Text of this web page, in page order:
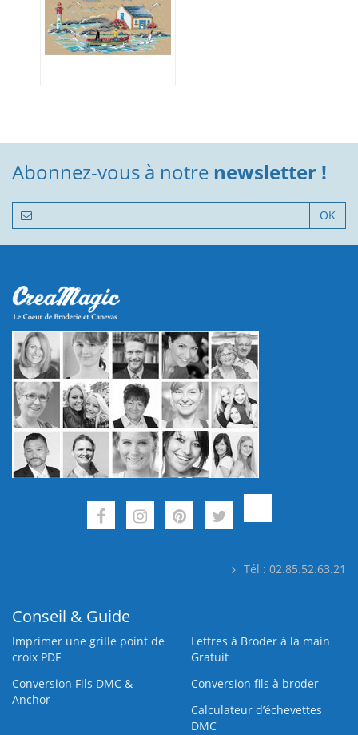
Abonnez-vous à notre newsletter !
OK
Tél : 02.85.52.63.21
Conseil & Guide
Imprimer une grille point de
croix PDF
Lettres à Broder à la main
Gratuit
Conversion Fils DMC &
Anchor
Conversion fils à broder
Calculateur d’échevettes
DMC